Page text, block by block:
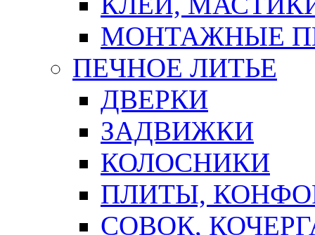
МОНТАЖНЫЕ
ПЕЧНОЕ ЛИТЬЕ
ДВЕРКИ
ЗАДВИЖКИ
КОЛОСНИКИ
ПЛИТЫ,
СОВОК,